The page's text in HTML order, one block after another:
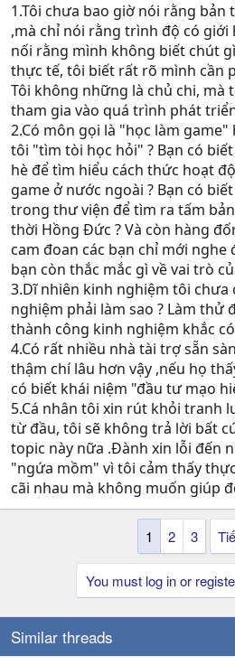
1.Tôi chưa bao giờ nói rằng
,mà chỉ nói rằng trình độ có giới
nối rằng mình không biết chút
thực tế, tôi biết rất rõ mình cần
Tôi không những là chủ chi, mà
tham gia vào quá trình phát
2.Có môn gọi là "học làm game"
tôi "tìm tòi học hỏi" ? Bạn có
hè để tìm hiểu cách thức hoạt
game ở nước ngoài ? Bạn có
trong thư viện để tìm ra tấm
thời Hồng Đức ? Và còn hàng
cam đoan các bạn chỉ mới nghe
bạn còn thắc mắc gì về vai trò
3.Dĩ nhiên kinh nghiệm tôi chưa
nghiệm phải làm sao ? Làm thử
thành công kinh nghiệm khắc
4.Có rất nhiều nhà tài trợ sẵn
thậm chí lâu hơn vậy ,nếu họ
có biết khái niệm "đầu tư mạo
5.Cá nhân tôi xin rút khỏi tranh
từ đầu, tôi sẽ không trả lời bất
topic này nữa .Đành xin lỗi đến
"ngứa mồm" vì tôi cảm thấy
cãi nhau mà không muốn giúp
1 2 3
You must log in or
Similar threads